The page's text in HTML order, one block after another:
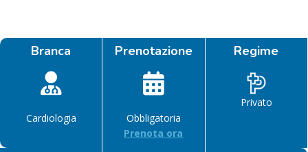
Branca
Cardiologia
Prenotazione
Obbligatoria
Prenota ora
Regime
Privato